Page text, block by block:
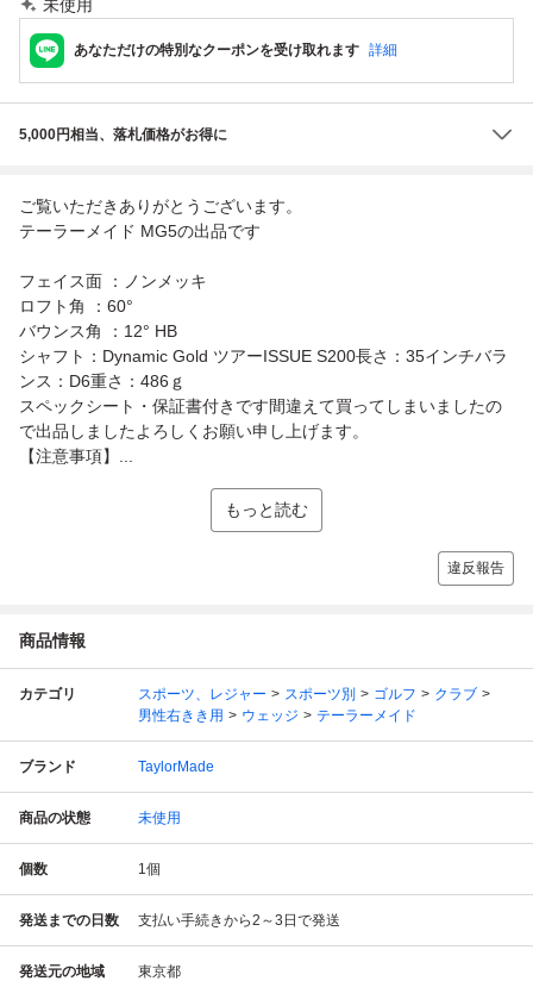
未使用
あなただけの特別なクーポンを受け取れます 詳細
5,000円相当、落札価格がお得に
ご覧いただきありがとうございます。
テーラーメイド MG5の出品です
フェイス面 ：ノンメッキ
ロフト角 ：60°
バウンス角 ：12° HB
シャフト：Dynamic Gold ツアーISSUE S200長さ：35インチバラ
ンス：D6重さ：486ｇ
スペックシート・保証書付きです間違えて買ってしまいましたの
で出品しましたよろしくお願い申し上げます。
【注意事項】...
もっと読む
違反報告
商品情報
カテゴリ スポーツ、レジャー スポーツ別 ゴルフ
クラブ
男性右きき用
ウェッジ テーラーメイド
ブランド TaylorMade
商品の状態 未使用
個数 1個
発送までの日数 支払い手続きから2～3日で発送
発送元の地域 東京都